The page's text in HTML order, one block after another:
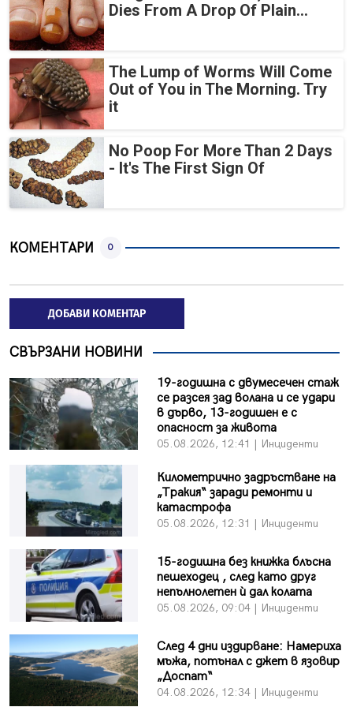
Dies From A Drop Of Plain...
The Lump of Worms Will Come
Out of You in The Morning. Try
it
No Poop For More Than 2 Days
- It's The First Sign Of
КОМЕНТАРИ 0
ДОБАВИ КОМЕНТАР
СВЪРЗАНИ НОВИНИ
19-годишна с двумесечен стаж
се разсея зад волана и се удари
в дърво, 13-годишен е с
опасност за живота
05.08.2026, 12:41 | Инциденти
Километрично задръстване на
„Тракия“ заради ремонти и
катастрофа
05.08.2026, 12:31 | Инциденти
15-годишна без книжка блъсна
пешеходец , след като друг
непълнолетен ѝ дал колата
05.08.2026, 09:04 | Инциденти
След 4 дни издирване: Намериха
мъжа, потънал с джет в язовир
„Доспат“
04.08.2026, 12:34 | Инциденти